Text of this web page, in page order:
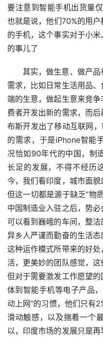
要注意到智能手机出货量
也就是说，他们70%的用
的手机，这个事实对于小
的事儿了
其实，做生意、做产
需求，比如日常生活用品
端的生意，做起生意来竞
费者开发出新的需求，而
布斯开发出了移动互联网
的需求，于是iPhone智能
况恰如90年代的中国，制
长足的发展，不得不经历
今，我们看印度，城市面貌
但这一切都是源于缺乏”物
中国制造业入驻之后，势
可以看到巍峨的车间，整
异乡人严谨而勤奋的生活
这种运作模式所带来的好
活，更美妙的团队感觉，这
但对于需要激发工作愿望
体到智能手机等电子产品
动上网”的习惯，他们只有
滑动触感，以及揣着一个
以，印度市场的发展只是